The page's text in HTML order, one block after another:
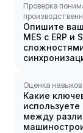
Проверка
Опишите
MES с ERP и
Оценка
Какие
между